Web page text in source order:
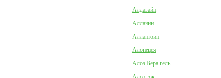
Алдавайн
Алланин
Аллантоин
Алопецея
Алоэ Вера гель
Алоэ сок